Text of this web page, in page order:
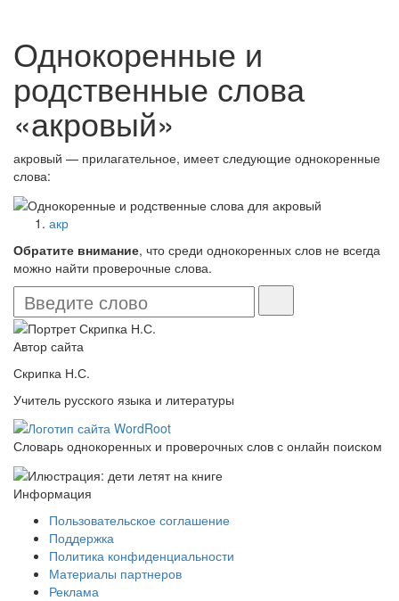
Однокоренные и
родственные слова
«акровый»
акровый — прилагательное, имеет следующие однокоренные
слова:
акр
Обратите внимание, что среди однокоренных слов не всегда
можно найти проверочные слова.
Автор сайта
Скрипка Н.С.
Учитель русского языка и литературы
Словарь однокоренных и проверочных слов с онлайн поиском
Информация
Пользовательское соглашение
Поддержка
Политика конфиденциальности
Материалы партнеров
Реклама